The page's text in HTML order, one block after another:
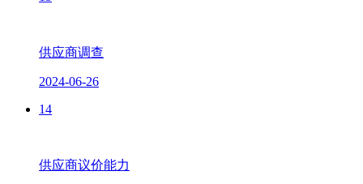
供应商调查
2024-06-26
14
供应商议价能力